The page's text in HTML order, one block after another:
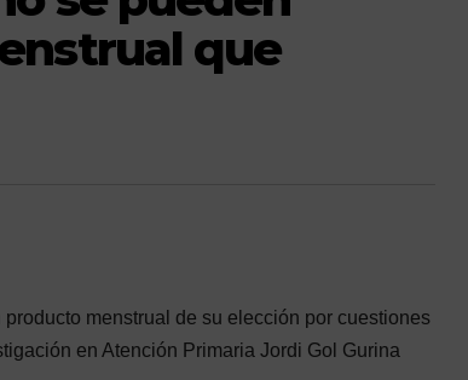
que
menstrual de su elección por cuestiones
en Atención Primaria Jordi Gol Gurina